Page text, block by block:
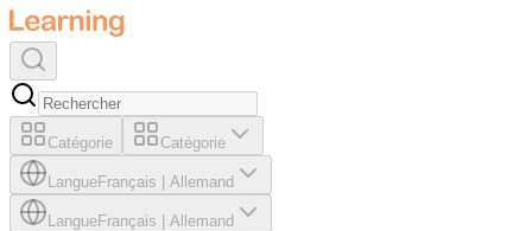
Catégorie Catégorie
LangueFrançais Allemand
LangueFrançais Allemand